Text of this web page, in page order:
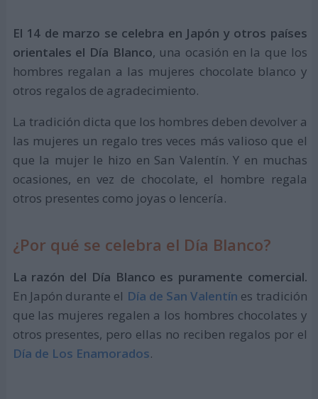
El 14 de marzo se celebra en Japón y otros países
orientales el Día Blanco, una ocasión en la que los
hombres regalan a las mujeres chocolate blanco y
otros regalos de agradecimiento.
La tradición dicta que los hombres deben devolver a
las mujeres un regalo tres veces más valioso que el
que la mujer le hizo en San Valentín. Y en muchas
ocasiones, en vez de chocolate, el hombre regala
otros presentes como joyas o lencería.
¿Por qué se celebra el Día Blanco?
La razón del Día Blanco es puramente comercial.
En Japón durante el Día de San Valentín es tradición
que las mujeres regalen a los hombres chocolates y
otros presentes, pero ellas no reciben regalos por el
Día de Los Enamorados.